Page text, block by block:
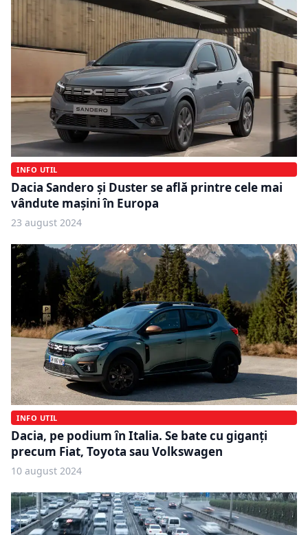
INFO UTIL
Dacia Sandero și Duster se află printre cele mai
vândute mașini în Europa
23 august 2024
INFO UTIL
Dacia, pe podium în Italia. Se bate cu giganţi
precum Fiat, Toyota sau Volkswagen
10 august 2024